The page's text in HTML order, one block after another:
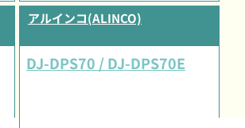
アルインコ(ALINCO)
DJ-DPS70 / DJ-DPS70E